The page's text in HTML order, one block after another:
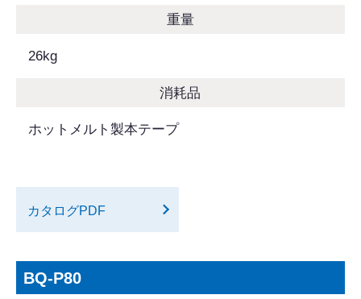
重量
26kg
消耗品
ホットメルト製本テープ
カタログPDF
BQ-P80